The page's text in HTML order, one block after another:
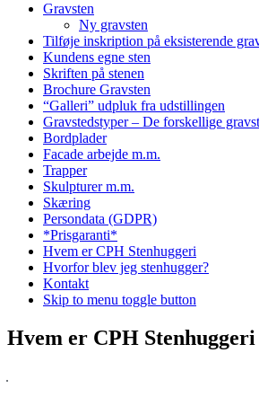
Gravsten
Ny gravsten
Tilføje inskription på eksisterende
Kundens egne sten
Skriften på stenen
Brochure Gravsten
“Galleri” udpluk fra udstillingen
Gravstedstyper – De forskellige
Bordplader
Facade arbejde m.m.
Trapper
Skulpturer m.m.
Skæring
Persondata (GDPR)
*Prisgaranti*
Hvem er CPH Stenhuggeri
Hvorfor blev jeg stenhugger?
Kontakt
Skip to menu toggle button
Hvem er CPH Stenhuggeri